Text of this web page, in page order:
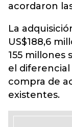
acordaron
La
US$188,6
155 millones
el
compra de
existentes.